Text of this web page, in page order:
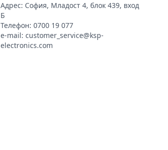
Адрес: София, Младост 4, блок 439, вход
Б
Телефон: 0700 19 077
e-mail: customer_service@ksp-
electronics.com